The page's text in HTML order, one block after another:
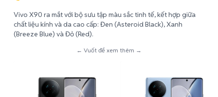
Vivo X90 ra mắt với bộ sưu tập màu sắc tinh tế, kết hợp giữa
chất liệu kính và da cao cấp: Đen (Asteroid Black), Xanh
(Breeze Blue) và Đỏ (Red).
← Vuốt để xem thêm →